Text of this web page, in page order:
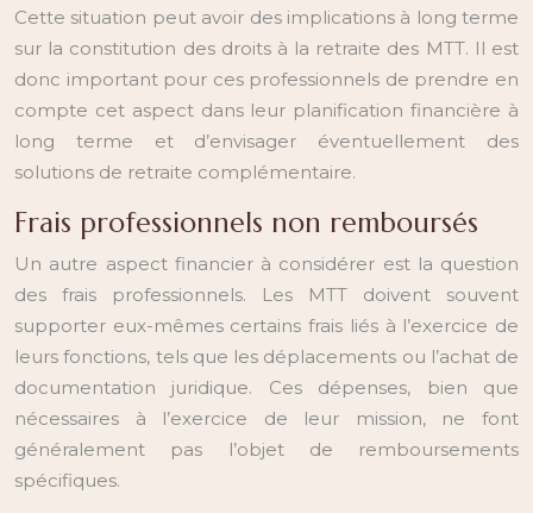
Cette situation peut avoir des implications à long terme
sur la constitution des droits à la retraite des MTT. Il est
donc important pour ces professionnels de prendre en
compte cet aspect dans leur planification financière à
long terme et d’envisager éventuellement des
solutions de retraite complémentaire.
Frais professionnels non remboursés
Un autre aspect financier à considérer est la question
des frais professionnels. Les MTT doivent souvent
supporter eux-mêmes certains frais liés à l’exercice de
leurs fonctions, tels que les déplacements ou l’achat de
documentation juridique. Ces dépenses, bien que
nécessaires à l’exercice de leur mission, ne font
généralement pas l’objet de remboursements
spécifiques.